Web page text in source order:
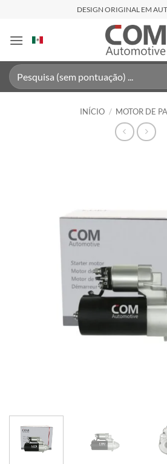
content
DESIGN ORIGINAL EM
Pesquisar
por:
INÍCIO / MOTOR DE